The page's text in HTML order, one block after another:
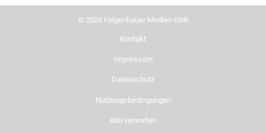
© 2026 Felgenhauer Medien GbR
Kontakt
Impressum
Datenschutz
Nutzungsbedingungen
Abo verwalten